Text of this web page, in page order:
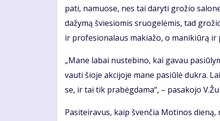
pa­ti, na­muo­se, nes tai da­ry­ti gro­žio
da­žy­mą švie­sio­mis sruo­ge­lė­mis, tad
ir pro­fe­sio­na­laus ma­kia­žo, o ma­ni­kiū­rą
„Ma­ne la­bai nu­ste­bi­no, kai ga­vau
vau­ti šio­je ak­ci­jo­je ma­ne pa­siū­lė duk­ra.
se, ir tai tik pra­bėg­da­ma“, – pa­sa­ko­jo
Pa­si­tei­ra­vus, kaip šven­čia Mo­ti­nos